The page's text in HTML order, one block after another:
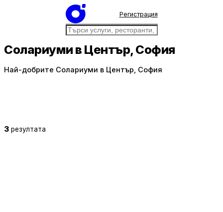
Регистрация
Солариуми в Център, София
Най-добрите Солариуми в Център, София
3 резултата